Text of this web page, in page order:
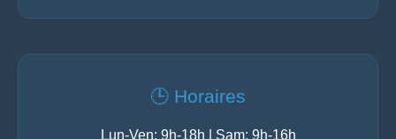
🕒 Horaires
Lun-Ven: 9h-18h | Sam: 9h-16h